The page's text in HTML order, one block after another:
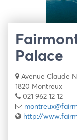
Palace
Avenue Claude
1820 Montreux
021 962 12 12
http://